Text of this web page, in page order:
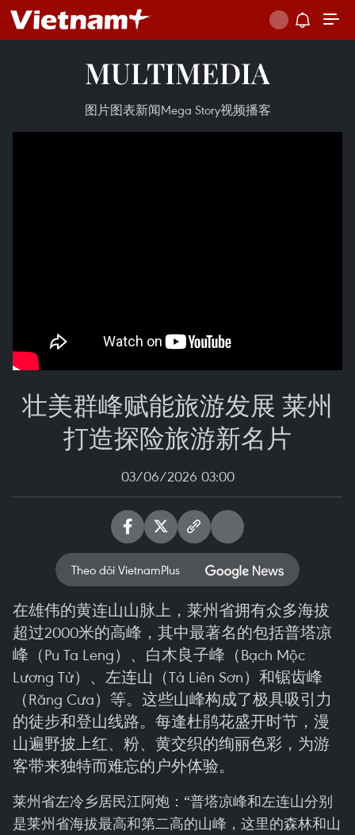
MULTIMEDIA
图片图表新闻Mega Story视频播客
壮美群峰赋能旅游发展 莱州
打造探险旅游新名片
03/06/2026 03:00
Theo dõi VietnamPlus
在雄伟的黄连山山脉上，莱州省拥有众多海拔
超过2000米的高峰，其中最著名的包括普塔凉
峰（Pu Ta Leng）、白木良子峰（Bạch Mộc
Lương Tử）、左连山（Tả Liên Sơn）和锯齿峰
（Răng Cưa）等。这些山峰构成了极具吸引力
的徒步和登山线路。每逢杜鹃花盛开时节，漫
山遍野披上红、粉、黄交织的绚丽色彩，为游
客带来独特而难忘的户外体验。
莱州省左冷乡居民江阿炮：“普塔凉峰和左连山分别
是莱州省海拔最高和第二高的山峰，这里的森林和山